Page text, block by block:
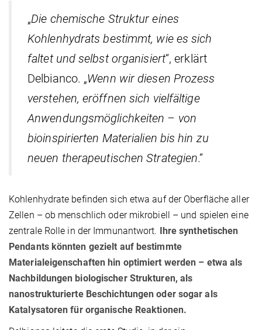
„Die chemische Struktur eines
Kohlenhydrats bestimmt, wie es sich
faltet und selbst organisiert“, erklärt
Delbianco. „Wenn wir diesen Prozess
verstehen, eröffnen sich vielfältige
Anwendungsmöglichkeiten – von
bioinspirierten Materialien bis hin zu
neuen therapeutischen Strategien.“
Kohlenhydrate befinden sich etwa auf der Oberfläche aller
Zellen – ob menschlich oder mikrobiell – und spielen eine
zentrale Rolle in der Immunantwort. Ihre synthetischen
Pendants könnten gezielt auf bestimmte
Materialeigenschaften hin optimiert werden – etwa als
Nachbildungen biologischer Strukturen, als
nanostrukturierte Beschichtungen oder sogar als
Katalysatoren für organische Reaktionen.